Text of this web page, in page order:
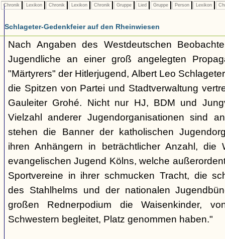
Chronik Lexikon Chronik Lexikon Chronik Gruppe Lied Gruppe Person Lexikon
Schlageter-Gedenkfeier auf den Rheinwiesen
Nach Angaben des Westdeutschen
Jugendliche an einer groß angelegten
"Märtyrers" der Hitlerjugend, Albert Leo
die Spitzen von Partei und Stadtverwaltung
Gauleiter Grohé. Nicht nur HJ, BDM und
Vielzahl anderer Jugendorganisationen sind
stehen die Banner der katholischen
ihren Anhängern in beträchtlicher Anzahl, die
evangelischen Jugend Kölns, welche
Sportvereine in ihrer schmucken Tracht, die
des Stahlhelms und der nationalen
großen Rednerpodium die Waisenkinder,
Schwestern begleitet, Platz genommen haben."